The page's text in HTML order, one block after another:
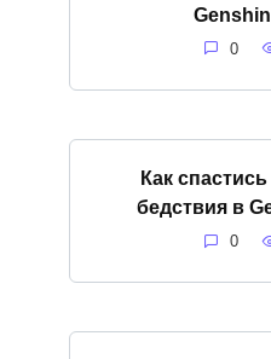
0
Как
бедствия в
0